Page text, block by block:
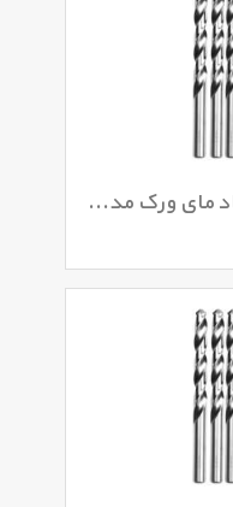
مجموعه 10 عددی مته فولاد مای ورک مدل 042MW